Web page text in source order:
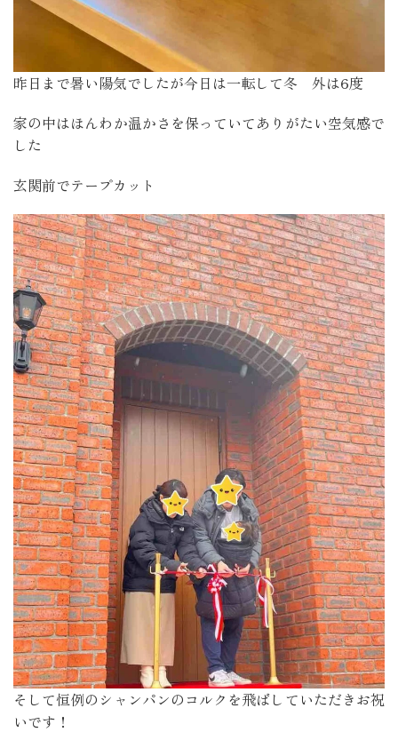
昨日まで暑い陽気でしたが今日は一転して冬 外は6度
家の中はほんわか温かさを保っていてありがたい空気感で
した
玄関前でテープカット
そして恒例のシャンパンのコルクを飛ばしていただきお祝
いです！